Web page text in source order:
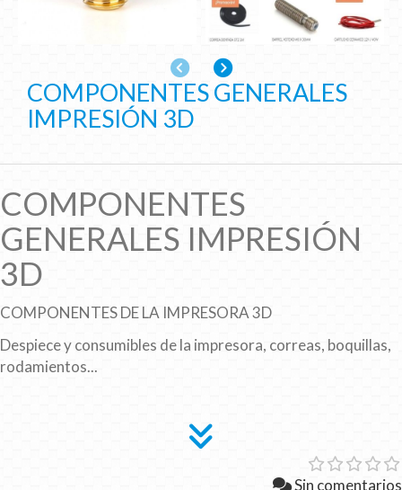
AnteriorSiguiente
COMPONENTES GENERALES
IMPRESIÓN 3D
COMPONENTES
GENERALES IMPRESIÓN
3D
COMPONENTES DE LA IMPRESORA 3D
Despiece y consumibles de la impresora, correas, boquillas,
rodamientos...
Sin comentarios